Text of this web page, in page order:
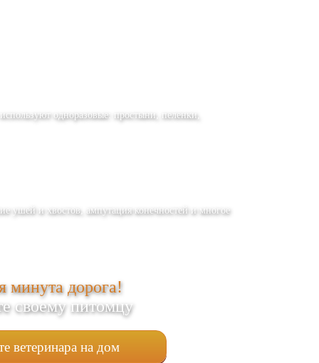
одноразовые: простыни, пеленки,
ушей и хвостов, ампутация конечностей и многое
минута дорога!
своему питомцу
ветеринара на дом